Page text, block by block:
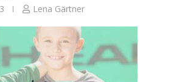
Lena Gärtner